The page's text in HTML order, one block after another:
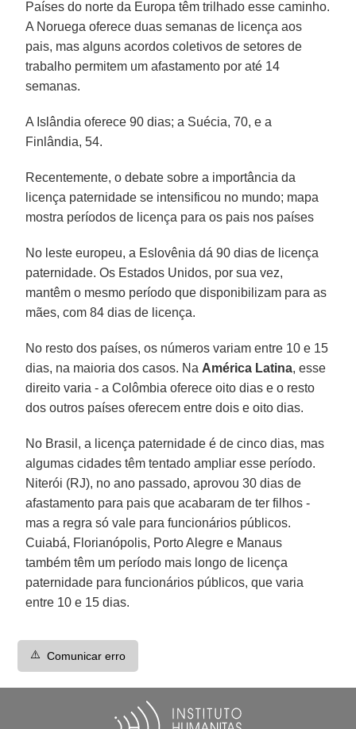
Países do norte da Europa têm trilhado esse caminho.
A Noruega oferece duas semanas de licença aos
pais, mas alguns acordos coletivos de setores de
trabalho permitem um afastamento por até 14
semanas.
A Islândia oferece 90 dias; a Suécia, 70, e a
Finlândia, 54.
Recentemente, o debate sobre a importância da
licença paternidade se intensificou no mundo; mapa
mostra períodos de licença para os pais nos países
No leste europeu, a Eslovênia dá 90 dias de licença
paternidade. Os Estados Unidos, por sua vez,
mantêm o mesmo período que disponibilizam para as
mães, com 84 dias de licença.
No resto dos países, os números variam entre 10 e 15
dias, na maioria dos casos. Na América Latina, esse
direito varia - a Colômbia oferece oito dias e o resto
dos outros países oferecem entre dois e oito dias.
No Brasil, a licença paternidade é de cinco dias, mas
algumas cidades têm tentado ampliar esse período.
Niterói (RJ), no ano passado, aprovou 30 dias de
afastamento para pais que acabaram de ter filhos -
mas a regra só vale para funcionários públicos.
Cuiabá, Florianópolis, Porto Alegre e Manaus
também têm um período mais longo de licença
paternidade para funcionários públicos, que varia
entre 10 e 15 dias.
⚠️ Comunicar erro